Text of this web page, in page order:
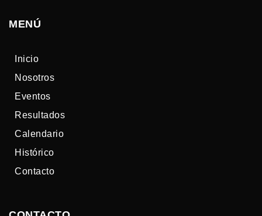
MENÚ
Inicio
Nosotros
Eventos
Resultados
Calendario
Histórico
Contacto